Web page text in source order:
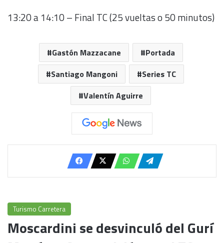
13:20 a 14:10 – Final TC (25 vueltas o 50 minutos)
Gastón Mazzacane
Portada
Santiago Mangoni
Series TC
Valentín Aguirre